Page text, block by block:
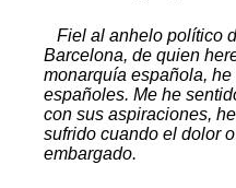
Fiel al anhelo político
Barcelona, de quien
monarquía española,
españoles. Me he
con sus aspiraciones,
sufrido cuando el dolor
embargado.